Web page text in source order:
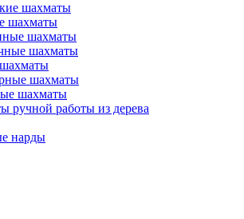
шахматы
шахматы
шахматы
шахматы
шахматы
шахматы
ручной работы из дерева
нарды